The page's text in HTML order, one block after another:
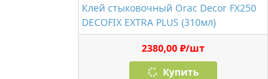
Клей стыковочный Orac Decor FX250
DECOFIX EXTRA PLUS (310мл)
2380,00 ₽/шт
Купить